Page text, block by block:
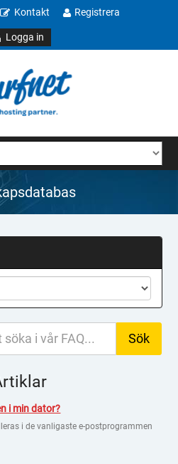
Kontakt Registrera
Logga in
i min dator?
i de vanligaste e-postprogrammen